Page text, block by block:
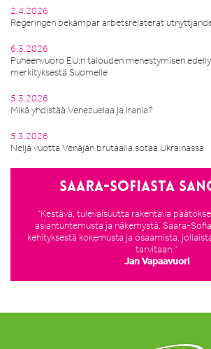
2.4.2026
Regeringen bekämpar arbetsrelaterat
6.3.2026
Puheenvuoro EU:n talouden menestymisen
merkityksestä Suomelle
5.3.2026
Mikä yhdistää Venezuelaa ja Irania?
5.3.2026
Neljä vuotta Venäjän brutaalia sotaa Ukrainassa
Saara-Sofiasta
”Kestävä, tulevaisuutta rakentava
asiantuntemusta ja näkemystä. Saara-
kehityksestä kokemusta ja osaamista,
tarvitaan.”
Jan Vapaavuori